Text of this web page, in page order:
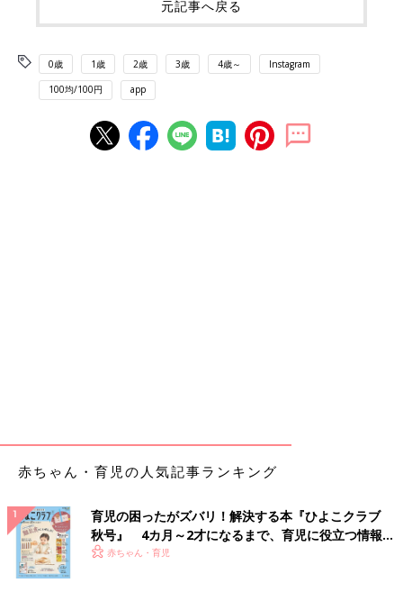
元記事へ戻る
0歳 1歳 2歳 3歳 4歳～ Instagram
100均/100円 app
赤ちゃん・育児の人気記事ランキング
育児の困ったがズバリ！解決する本『ひよこクラブ
秋号』 4カ月～2才になるまで、育児に役立つ情報が
いっぱい！
赤ちゃん・育児